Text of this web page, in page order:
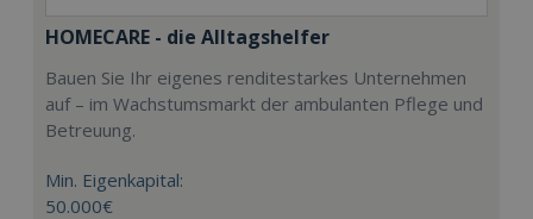
HOMECARE - die Alltagshelfer
Bauen Sie Ihr eigenes renditestarkes Unternehmen
auf – im Wachstumsmarkt der ambulanten Pflege und
Betreuung.
Min. Eigenkapital:
50.000€